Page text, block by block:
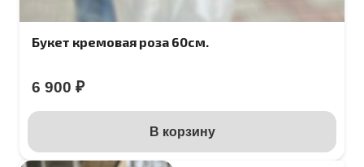
Букет кремовая роза 60см.
6 900 ₽
В корзину